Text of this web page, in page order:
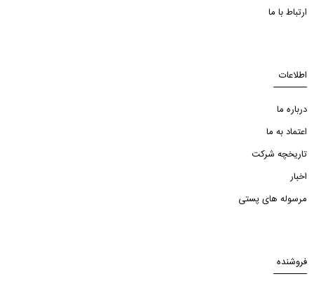
ارتباط با ما
اطلاعات
درباره ما
اعتماد به ما
تاریخچه شرکت
اخبار
مرسوله های پستی
فروشنده